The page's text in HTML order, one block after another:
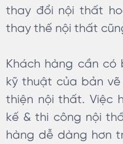
thay đổi nội thất
thay thế nội thất
Khách hàng cần
kỹ thuật của bản
thiện nội thất. Việc
kế & thi công nội
hàng dễ dàng hơn